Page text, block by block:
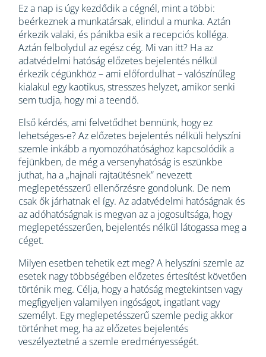
Ez a nap is úgy kezdődik a cégnél, mint a többi:
beérkeznek a munkatársak, elindul a munka. Aztán
érkezik valaki, és pánikba esik a recepciós kolléga.
Aztán felbolydul az egész cég. Mi van itt? Ha az
adatvédelmi hatóság előzetes bejelentés nélkül
érkezik cégünkhöz – ami előfordulhat – valószínűleg
kialakul egy kaotikus, stresszes helyzet, amikor senki
sem tudja, hogy mi a teendő.
Első kérdés, ami felvetődhet bennünk, hogy ez
lehetséges-e? Az előzetes bejelentés nélküli helyszíni
szemle inkább a nyomozóhatósághoz kapcsolódik a
fejünkben, de még a versenyhatóság is eszünkbe
juthat, ha a „hajnali rajtaütésnek” nevezett
meglepetésszerű ellenőrzésre gondolunk. De nem
csak ők járhatnak el így. Az adatvédelmi hatóságnak és
az adóhatóságnak is megvan az a jogosultsága, hogy
meglepetésszerűen, bejelentés nélkül látogassa meg a
céget.
Milyen esetben tehetik ezt meg? A helyszíni szemle az
esetek nagy többségében előzetes értesítést követően
történik meg. Célja, hogy a hatóság megtekintsen vagy
megfigyeljen valamilyen ingóságot, ingatlant vagy
személyt. Egy meglepetésszerű szemle pedig akkor
történhet meg, ha az előzetes bejelentés
veszélyeztetné a szemle eredményességét.